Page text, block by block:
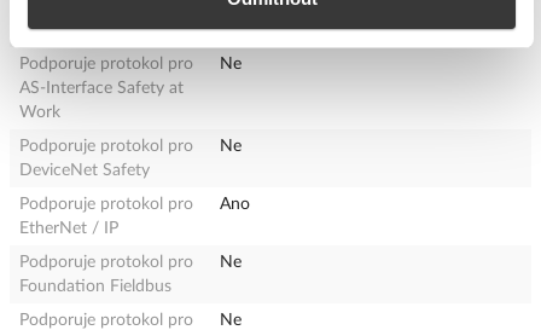
INTERBUS-Safety
Ne
Podporuje protokol pro
AS-Interface Safety at
Work
Ne
Podporuje protokol pro
DeviceNet Safety
Ne
Podporuje protokol pro
EtherNet / IP
Ano
Podporuje protokol pro
Foundation Fieldbus
Ne
Podporuje protokol pro
Ne